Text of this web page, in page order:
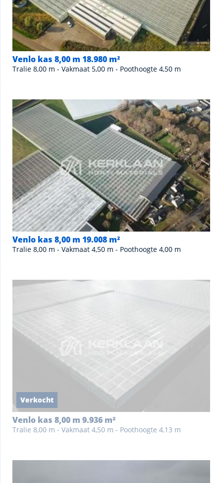
Venlo kas 8,00 m 18.980 m²
Tralie 8,00 m - Vakmaat 5,00 m - Poothoogte 4,50 m
Venlo kas 8,00 m 19.008 m²
Tralie 8,00 m - Vakmaat 4,50 m - Poothoogte 4,00 m
Verkocht
Venlo kas 8,00 m 9.936 m²
Tralie 8,00 m - Vakmaat 4,50 m - Poothoogte 4,13 m